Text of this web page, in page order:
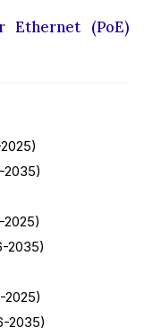
(PoE)
2035)